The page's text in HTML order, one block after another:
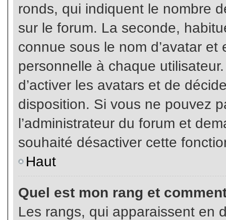
ronds, qui indiquent le nombre
sur le forum. La seconde,
connue sous le nom d’avatar
personnelle à chaque
d’activer les avatars et de
disposition. Si vous ne pouvez
l’administrateur du forum et
souhaité désactiver cette
Haut
Quel est mon rang et
Les rangs, qui apparaissent en